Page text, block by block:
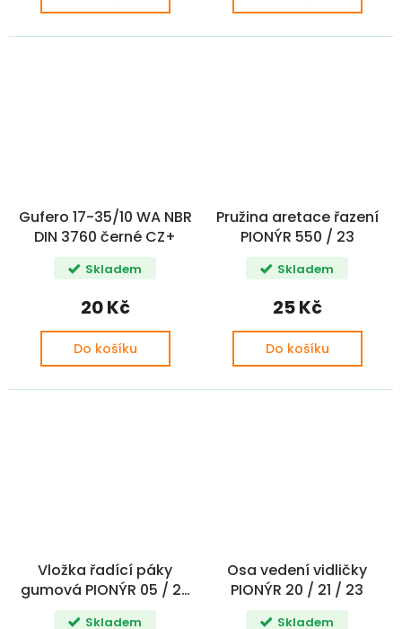
Gufero 17-35/10 WA NBR
DIN 3760 černé CZ+
Skladem
20 Kč
Do košíku
Pružina aretace řazení
PIONÝR 550 / 23
Skladem
25 Kč
Do košíku
Vložka řadící páky
gumová PIONÝR 05 / 20
/ 21 / 23 ST.T
Skladem
Osa vedení vidličky
PIONÝR 20 / 21 / 23
Skladem